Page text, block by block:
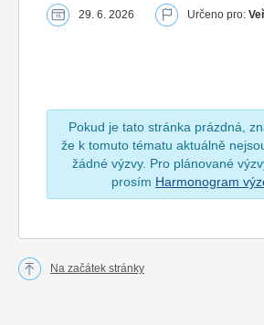
29. 6. 2026 Určeno pro:
Pokud je tato stránka prázdná,
že k tomuto tématu aktuálně
žádné výzvy. Pro plánované
prosím Harmonogram
Na začátek stránky